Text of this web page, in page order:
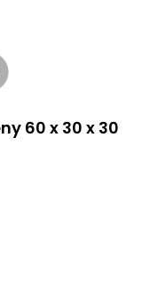
60 x 30 x 30